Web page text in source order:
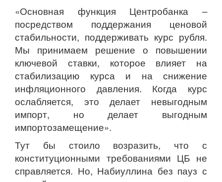
«Основная функция Центробанка –
посредством поддержания ценовой
стабильности, поддерживать курс рубля.
Мы принимаем решение о повышении
ключевой ставки, которое влияет на
стабилизацию курса и на снижение
инфляционного давления. Когда курс
ослабляется, это делает невыгодным
импорт, но делает выгодным
импортозамещение».
Тут бы стоило возразить, что с
конституционными требованиями ЦБ не
справляется. Но, Набиуллина без пауз с